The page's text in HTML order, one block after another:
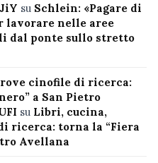
su Schlein: «Pagare di
lavorare nelle aree
dal ponte sullo stretto
cinofile di ricerca:
a San Pietro
su Libri, cucina,
ricerca: torna la “Fiera
Avellana